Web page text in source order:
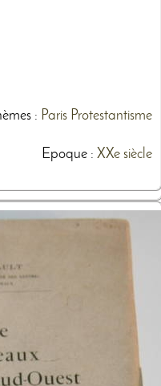
: Paris Protestantisme
Epoque : XXe siècle